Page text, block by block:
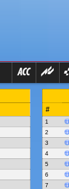
#
1
2
3
4
5
6
7